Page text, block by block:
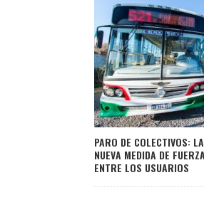
PARO DE COLECTIVOS:
NUEVA MEDIDA DE
ENTRE LOS USUARIOS